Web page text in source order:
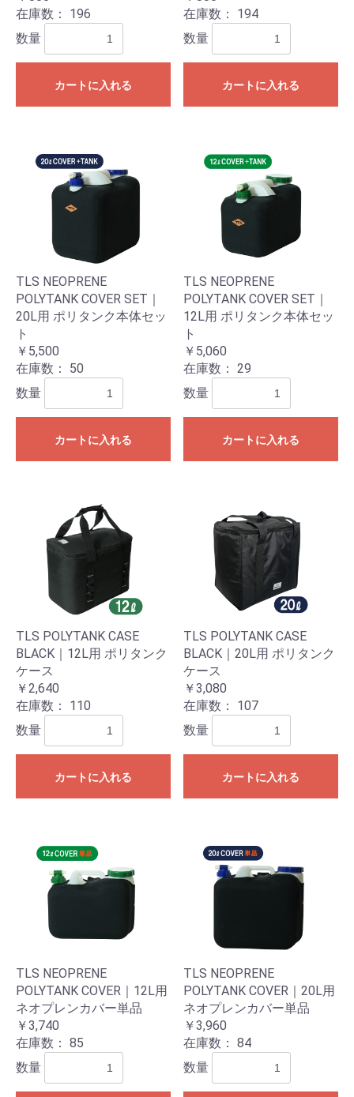
在庫数： 196
数量
カートに入れる
在庫数： 194
数量
カートに入れる
TLS NEOPRENE
POLYTANK COVER SET｜
20L用 ポリタンク本体セッ
ト
￥5,500
在庫数： 50
数量
カートに入れる
TLS NEOPRENE
POLYTANK COVER SET｜
12L用 ポリタンク本体セッ
ト
￥5,060
在庫数： 29
数量
カートに入れる
TLS POLYTANK CASE
BLACK｜12L用 ポリタンク
ケース
￥2,640
在庫数： 110
数量
カートに入れる
TLS POLYTANK CASE
BLACK｜20L用 ポリタンク
ケース
￥3,080
在庫数： 107
数量
カートに入れる
TLS NEOPRENE
POLYTANK COVER｜12L用
ネオプレンカバー単品
￥3,740
在庫数： 85
数量
TLS NEOPRENE
POLYTANK COVER｜20L用
ネオプレンカバー単品
￥3,960
在庫数： 84
数量